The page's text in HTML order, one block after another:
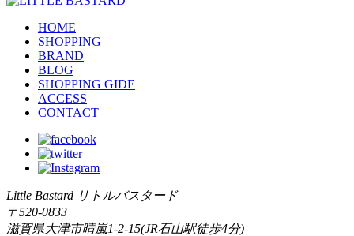
HOME
SHOPPING
BRAND
BLOG
SHOPPING GIDE
ACCESS
CONTACT
Little Bastard リトルバスタード
〒520-0833
滋賀県大津市晴嵐1-2-15(JR石山駅徒歩4分)